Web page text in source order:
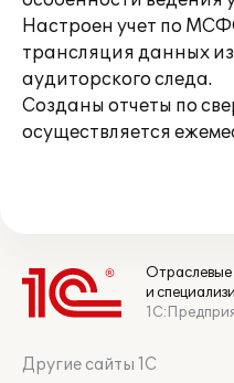
Настроен учет по
трансляция данных
аудиторского следа.
Созданы отчеты по
осуществляется
Отраслевые
и
Другие сайты 1С